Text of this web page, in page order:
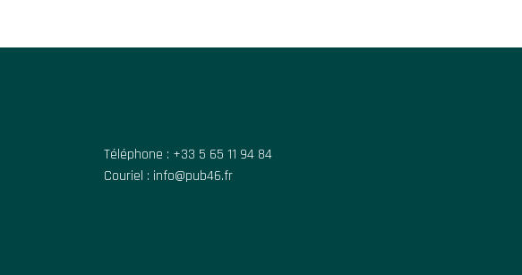
Téléphone : +33 5 65 11 94 84
Couriel : info@pub46.fr